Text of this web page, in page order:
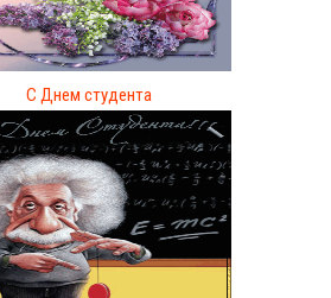
C Днем студента